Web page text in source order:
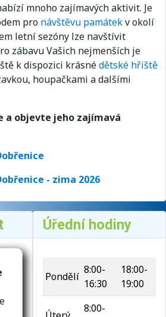
mnoho zajímavých aktivit. Je
pro návštěvu památekv okolí
letní sezóny lze navštívit
zábavu Vašich nejmenších je
k dispozici krásnédětské hřiště
houpačkami a dalšími
a objevte jeho zajímavá
- zima 2026
Úřední hodiny
Základní údaje
Pondělí
8:00-
16:30
18:00-
19:00
8:00-